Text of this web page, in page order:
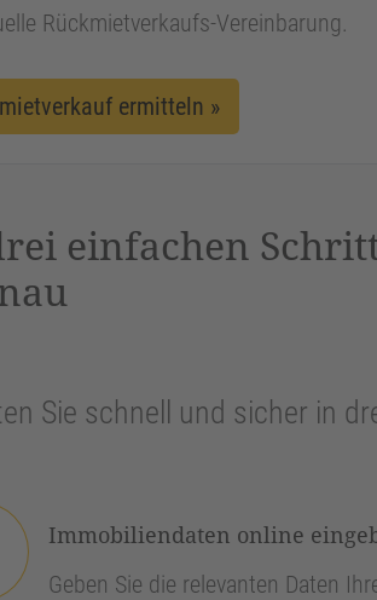
Rückmietverkaufs-Vereinbarung.
ermitteln »
einfachen
Sie schnell und sicher in
Immobiliendaten online
Geben Sie die relevanten Daten